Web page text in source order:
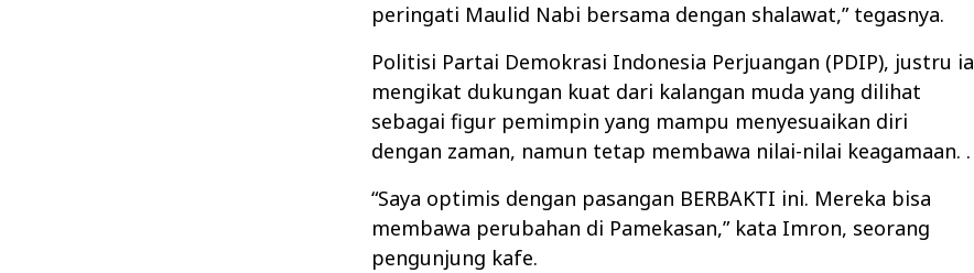
peringati Maulid Nabi bersama dengan shalawat,” tegasnya.
Politisi Partai Demokrasi Indonesia Perjuangan (PDIP), justru ia
mengikat dukungan kuat dari kalangan muda yang dilihat
sebagai figur pemimpin yang mampu menyesuaikan diri
dengan zaman, namun tetap membawa nilai-nilai keagamaan. .
“Saya optimis dengan pasangan BERBAKTI ini. Mereka bisa
membawa perubahan di Pamekasan,” kata Imron, seorang
pengunjung kafe.